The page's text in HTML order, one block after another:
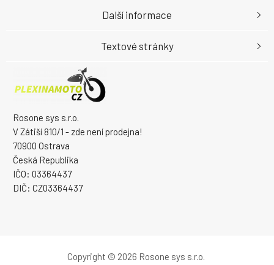
Rosone sys s.r.o.
V Zátiší 810/1 - zde není prodejna!
70900 Ostrava
Česká Republika
IČO: 03364437
DIČ: CZ03364437
Další informace
Textové stránky
Copyright © 2026 Rosone sys s.r.o.